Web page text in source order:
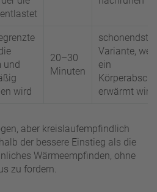
und
wird
20–30
Minuten
schonendste
Variante,
ein
erwärmt wird
aber kreislaufempfindlich
der bessere Einstieg als die
Wärmeempfinden, ohne
zu fordern.